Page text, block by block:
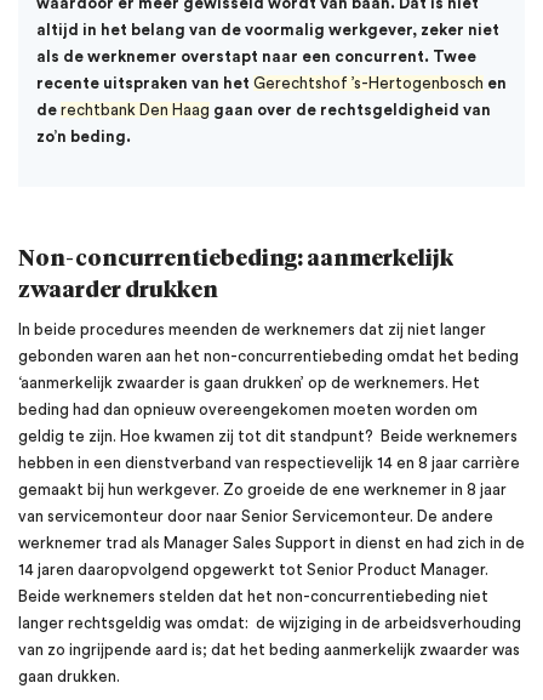
altijd in het belang van de voormalig werkgever, zeker niet
als de werknemer overstapt naar een concurrent. Twee
recente uitspraken van het Gerechtshof ’s-Hertogenbosch en
de rechtbank Den Haag gaan over de rechtsgeldigheid van
zo’n beding.
Non-concurrentiebeding: aanmerkelijk
zwaarder drukken
In beide procedures meenden de werknemers dat zij niet langer
gebonden waren aan het non-concurrentiebeding omdat het beding
‘aanmerkelijk zwaarder is gaan drukken’ op de werknemers. Het
beding had dan opnieuw overeengekomen moeten worden om
geldig te zijn. Hoe kwamen zij tot dit standpunt? Beide werknemers
hebben in een dienstverband van respectievelijk 14 en 8 jaar carrière
gemaakt bij hun werkgever. Zo groeide de ene werknemer in 8 jaar
van servicemonteur door naar Senior Servicemonteur. De andere
werknemer trad als Manager Sales Support in dienst en had zich in de
14 jaren daaropvolgend opgewerkt tot Senior Product Manager.
Beide werknemers stelden dat het non-concurrentiebeding niet
langer rechtsgeldig was omdat: de wijziging in de arbeidsverhouding
van zo ingrijpende aard is; dat het beding aanmerkelijk zwaarder was
gaan drukken.